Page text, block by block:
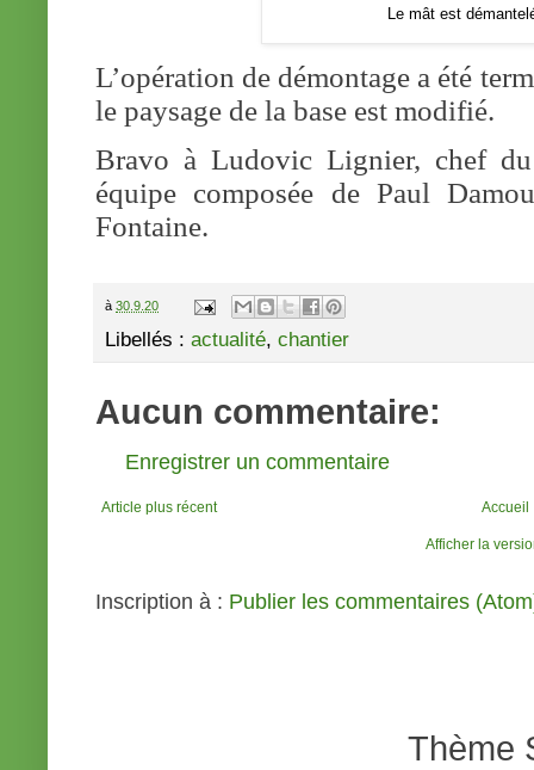
Le mât est démantelé
L’opération de démontage a été
le paysage de la base est modifié.
Bravo à Ludovic Lignier, chef
équipe composée de Paul
Fontaine.
à 30.9.20
Libellés : actualité, chantier
Aucun commentaire:
Enregistrer un commentaire
Article plus récent Accueil
Afficher la
Inscription à : Publier les commentaires
Thème